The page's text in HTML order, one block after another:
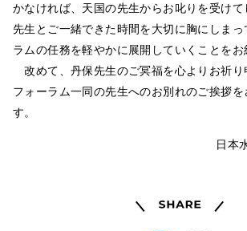
かなければ、天国の先生からお叱りを受け
先生とご一緒できた時間を大切に胸にしま
ラムの任務を軽やかに展開していくことをお
改めて、丹保先生のご冥福を心よりお祈り
フォーラム一同の先生へのお別れのご挨拶を
す。
日本
Share